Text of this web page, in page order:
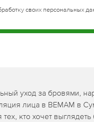
своих персональных
уход за бровями,
лица в BEMAM в
кто хочет